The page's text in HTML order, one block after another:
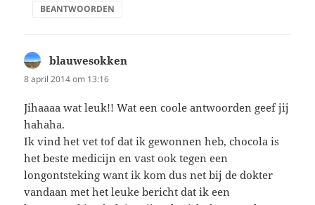
BEANTWOORDEN
blauwesokken
8 april 2014 om 13:16
Jihaaaa wat leuk!! Wat een coole antwoorden geef jij
hahaha.
Ik vind het vet tof dat ik gewonnen heb, chocola is
het beste medicijn en vast ook tegen een
longontsteking want ik kom dus net bij de dokter
vandaan met het leuke bericht dat ik een